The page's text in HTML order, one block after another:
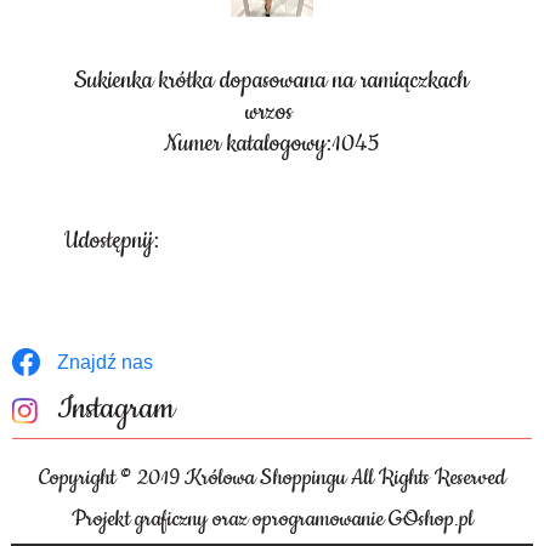
Sukienka krótka dopasowana na ramiączkach
wrzos
Numer katalogowy:1045
Udostępnij:
Znajdź nas
Instagram
Copyright © 2019 Królowa Shoppingu All Rights Reserved
Projekt graficzny oraz oprogramowanie GOshop.pl